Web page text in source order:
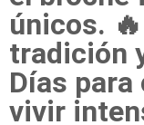
únicos.
tradición
Días
vivir